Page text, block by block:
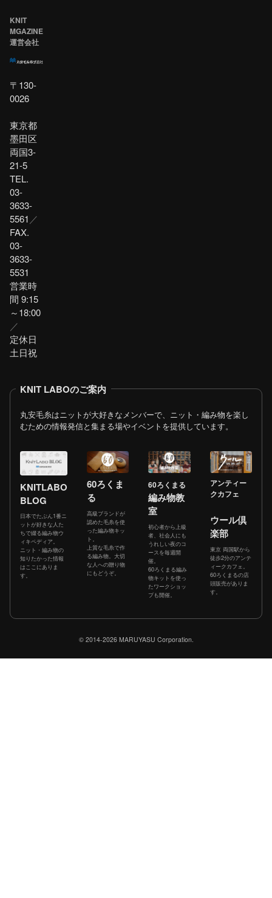
KNIT
MGAZINE
運営会社
〒130-
0026
東京都
墨田区
両国3-
21-5
TEL.
03-
3633-
5561 ／
FAX.
03-
3633-
5531
営業時
間 9:15
～18:00
／
定休日
土日祝
KNIT LABOのご案内
丸安毛糸はニットが大好きなメンバーで、ニット・編み物を楽し
むための情報発信と集まる場やイベントを提供しています。
KNITLABO
BLOG
日本でたぶん1番ニ
ットが好きな人た
ちで綴る編み物ウ
ィキペディア。
ニット・編み物の
知りたかった情報
はここにありま
す。
60ろくま
る
高級ブランドが
認めた毛糸を使
った編み物キッ
ト。
上質な毛糸で作
る編み物。大切
な人への贈り物
にもどうぞ。
60ろくまる
編み物教
室
初心者から上級
者、社会人にも
うれしい夜のコ
ースを毎週開
催。
60ろくまる編み
物キットを使っ
たワークショッ
プも開催。
アンティー
クカフェ
ウール倶
楽部
東京 両国駅から
徒歩2分のアンテ
ィークカフェ。
60ろくまるの店
頭販売がありま
す。
© 2014-2026 MARUYASU Corporation.